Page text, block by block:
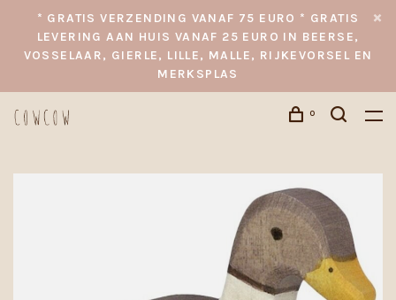
* GRATIS VERZENDING VANAF 75 EURO * GRATIS
LEVERING AAN HUIS VANAF 25 EURO IN BEERSE,
VOSSELAAR, GIERLE, LILLE, MALLE, RIJKEVORSEL EN
MERKSPLAS
0